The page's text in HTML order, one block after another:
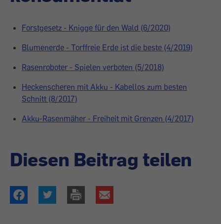
Forstgesetz - Knigge für den Wald (6/2020)
Blumenerde - Torffreie Erde ist die beste (4/2019)
Rasenroboter - Spielen verboten (5/2018)
Heckenscheren mit Akku - Kabellos zum besten
Schnitt (8/2017)
Akku-Rasenmäher - Freiheit mit Grenzen (4/2017)
Diesen Beitrag teilen